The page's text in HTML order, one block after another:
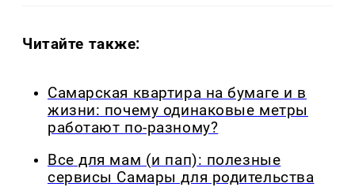
Читайте также:
Самарская квартира на бумаге и в
жизни: почему одинаковые метры
работают по-разному?
Все для мам (и пап): полезные
сервисы Самары для родительства